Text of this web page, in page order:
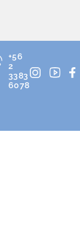
+56
2
3383
6078